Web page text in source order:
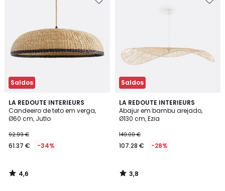
Saldos
LA REDOUTE INTERIEURS
Candeeiro de teto em verga,
Ø60 cm, Jutlo
92.99 €
61.37 € -34%
4,6
/ 5
4,6
/
Saldos
LA REDOUTE INTERIEURS
Abajur em bambu arejado,
Ø130 cm, Ezia
149.00 €
107.28 € -28%
3,8
/ 5
3,8
/